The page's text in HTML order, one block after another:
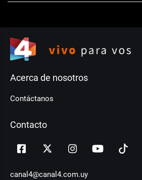
Acerca de nosotros
Contáctanos
Contacto
canal4@canal4.com.uy